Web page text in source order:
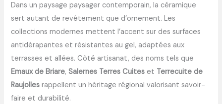
Dans un paysage paysager contemporain, la céramique
sert autant de revêtement que d’ornement. Les
collections modernes mettent l’accent sur des surfaces
antidérapantes et résistantes au gel, adaptées aux
terrasses et allées. Côté artisanat, des noms tels que
Emaux de Briare, Salernes Terres Cuites et Terrecuite de
Raujolles rappellent un héritage régional valorisant savoir-
faire et durabilité.